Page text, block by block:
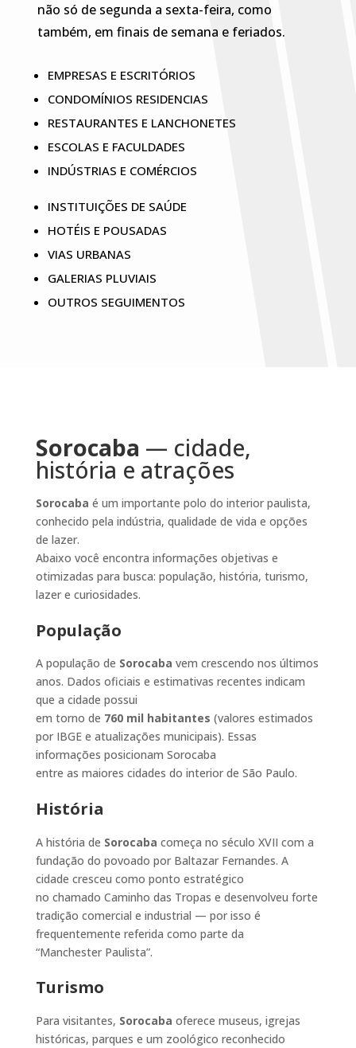
não só de segunda a sexta-feira, como
também, em finais de semana e feriados.
EMPRESAS E ESCRITÓRIOS
CONDOMÍNIOS RESIDENCIAS
RESTAURANTES E LANCHONETES
ESCOLAS E FACULDADES
INDÚSTRIAS E COMÉRCIOS
INSTITUIÇÕES DE SAÚDE
HOTÉIS E POUSADAS
VIAS URBANAS
GALERIAS PLUVIAIS
OUTROS SEGUIMENTOS
Sorocaba — cidade,
história e atrações
Sorocaba é um importante polo do interior paulista,
conhecido pela indústria, qualidade de vida e opções
de lazer.
Abaixo você encontra informações objetivas e
otimizadas para busca: população, história, turismo,
lazer e curiosidades.
População
A população de Sorocaba vem crescendo nos últimos
anos. Dados oficiais e estimativas recentes indicam
que a cidade possui
em torno de 760 mil habitantes (valores estimados
por IBGE e atualizações municipais). Essas
informações posicionam Sorocaba
entre as maiores cidades do interior de São Paulo.
História
A história de Sorocaba começa no século XVII com a
fundação do povoado por Baltazar Fernandes. A
cidade cresceu como ponto estratégico
no chamado Caminho das Tropas e desenvolveu forte
tradição comercial e industrial — por isso é
frequentemente referida como parte da
“Manchester Paulista”.
Turismo
Para visitantes, Sorocaba oferece museus, igrejas
históricas, parques e um zoológico reconhecido